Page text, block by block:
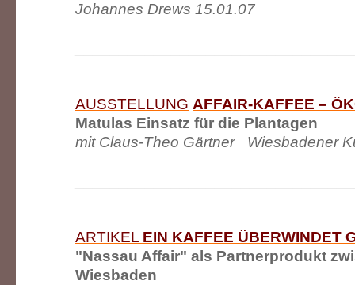
Johannes Drews 15.01.07
AUSSTELLUNG AFFAIR-KAFFEE –
Matulas Einsatz für die Plantagen
mit Claus-Theo Gärtner Wiesbadener
ARTIKEL EIN KAFFEE ÜBERWINDET
"Nassau Affair" als Partnerprodukt
Wiesbaden